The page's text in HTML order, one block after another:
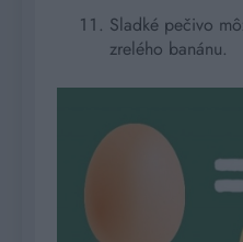
Sladké pečivo
zrelého banánu.